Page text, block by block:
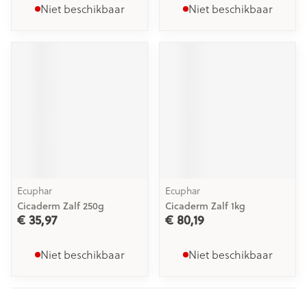
Niet beschikbaar Niet beschikbaar
Ecuphar
Cicaderm Zalf 250g
€ 35,97
Niet beschikbaar
Ecuphar
Cicaderm Zalf 1kg
€ 80,19
Niet beschikbaar